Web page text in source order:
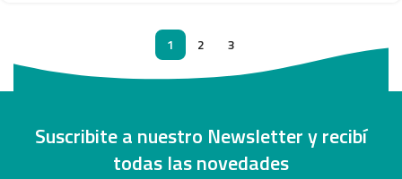
1 2 3
Suscribite a nuestro Newsletter y recibí
todas las novedades